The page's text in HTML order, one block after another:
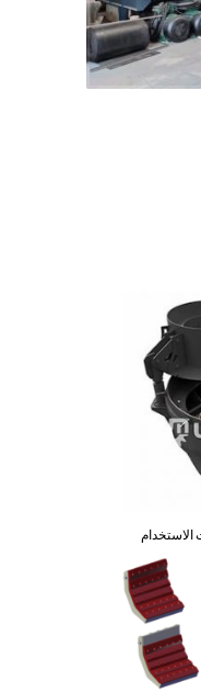
الاستخدام